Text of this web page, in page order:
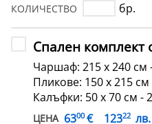
КОЛИЧЕСТВО бр.
Спален комплект
Чаршаф: 215 х 240 см
Пликове: 150 х 215 см
Калъфки: 50 х 70 см -
ЦЕНА 6300 € 12322 лв.